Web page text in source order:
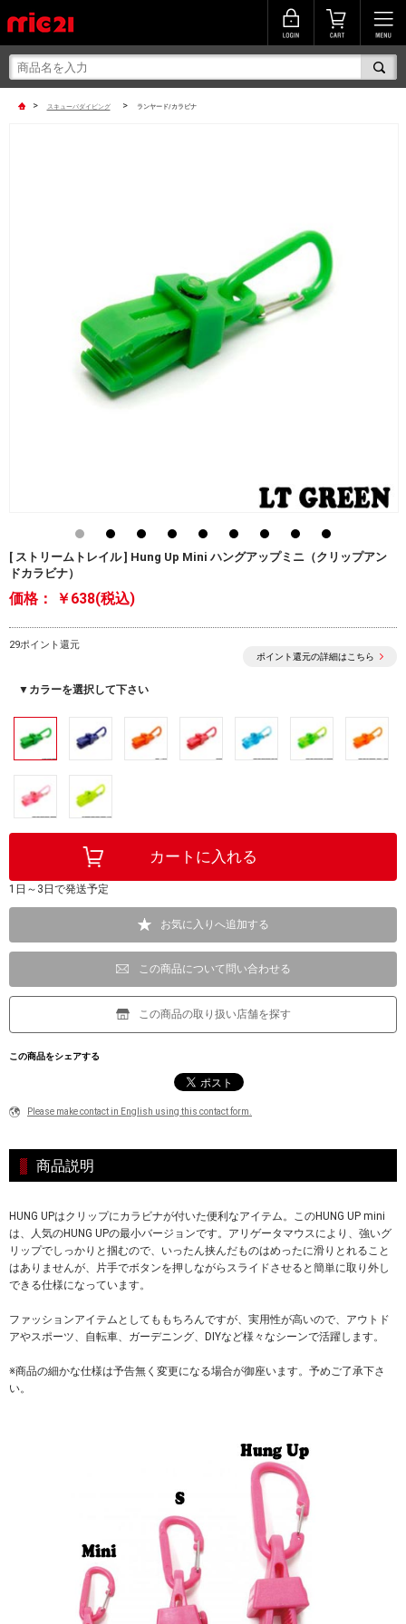
> スキューバダイビング > ランヤード/カラビナ
[ ストリームトレイル ] Hung Up Mini ハングアップミニ（クリップアン
ドカラビナ）
価格： ￥638(税込)
29ポイント還元
ポイント還元の詳細はこちら
▼カラーを選択して下さい
1日～3日で発送予定
お気に入りへ追加する
この商品について問い合わせる
この商品の取り扱い店舗を探す
この商品をシェアする
Please make contact in English using this contact form.
商品説明
HUNG UPはクリップにカラビナが付いた便利なアイテム。このHUNG UP mini
は、人気のHUNG UPの最小バージョンです。アリゲータマウスにより、強いグ
リップでしっかりと掴むので、いったん挟んだものはめったに滑りとれること
はありませんが、片手でボタンを押しながらスライドさせると簡単に取り外し
できる仕様になっています。
ファッションアイテムとしてももちろんですが、実用性が高いので、アウトド
アやスポーツ、自転車、ガーデニング、DIYなど様々なシーンで活躍します。
※商品の細かな仕様は予告無く変更になる場合が御座います。予めご了承下さ
い。